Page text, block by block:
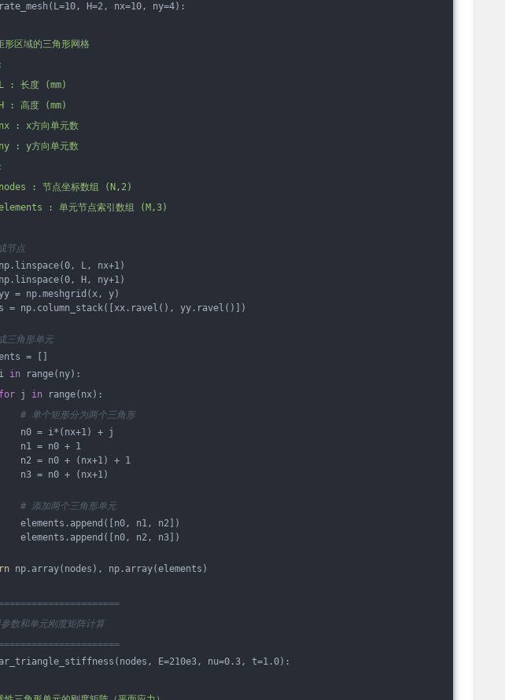
H=2, nx=10, ny=4):
区域的三角形网格
度 (mm)
度 (mm)
方向单元数
方向单元数
: 节点坐标数组 (N,2)
: 单元节点索引数组 (M,3)
节点
L, nx+1)
H, ny+1)
= np.meshgrid(x, y)
np.column_stack([xx.ravel(), yy.ravel()])
三角形单元
= []
in range(ny):
for j in range(nx):
# 单个矩形分为两个三角形
i*(nx+1) + j
n0 + 1
n0 + (nx+1) + 1
n0 + (nx+1)
# 添加两个三角形单元
n1, n2])
n2, n3])
np.array(nodes), np.array(elements)
数和单元刚度矩阵计算
E=210e3, nu=0.3, t=1.0):